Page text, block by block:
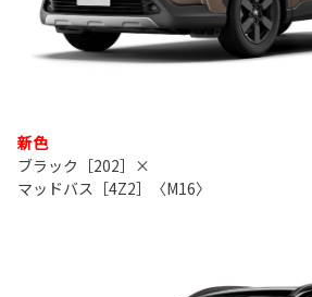
新色
ブラック［202］×
マッドバス［4Z2］〈M16〉